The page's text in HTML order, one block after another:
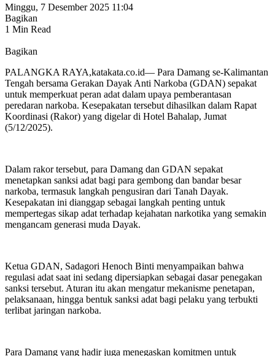
Minggu, 7 Desember 2025 11:04
Bagikan
1 Min Read
Bagikan
PALANGKA RAYA,katakata.co.id— Para Damang se-Kalimantan
Tengah bersama Gerakan Dayak Anti Narkoba (GDAN) sepakat
untuk memperkuat peran adat dalam upaya pemberantasan
peredaran narkoba. Kesepakatan tersebut dihasilkan dalam Rapat
Koordinasi (Rakor) yang digelar di Hotel Bahalap, Jumat
(5/12/2025).
Dalam rakor tersebut, para Damang dan GDAN sepakat
menetapkan sanksi adat bagi para gembong dan bandar besar
narkoba, termasuk langkah pengusiran dari Tanah Dayak.
Kesepakatan ini dianggap sebagai langkah penting untuk
mempertegas sikap adat terhadap kejahatan narkotika yang semakin
mengancam generasi muda Dayak.
Ketua GDAN, Sadagori Henoch Binti menyampaikan bahwa
regulasi adat saat ini sedang dipersiapkan sebagai dasar penegakan
sanksi tersebut. Aturan itu akan mengatur mekanisme penetapan,
pelaksanaan, hingga bentuk sanksi adat bagi pelaku yang terbukti
terlibat jaringan narkoba.
Para Damang yang hadir juga menegaskan komitmen untuk